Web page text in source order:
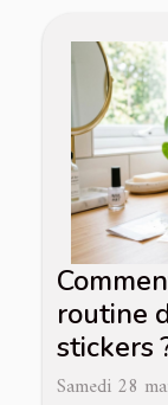
routine
stickers
Samedi 28